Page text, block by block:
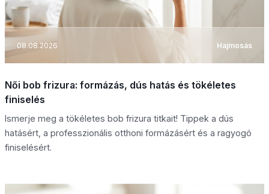
08.08.2026 Hajmosás
Női bob frizura: formázás, dús hatás és tökéletes
finiselés
Ismerje meg a tökéletes bob frizura titkait! Tippek a dús
hatásért, a professzionális otthoni formázásért és a ragyogó
finiselésért.